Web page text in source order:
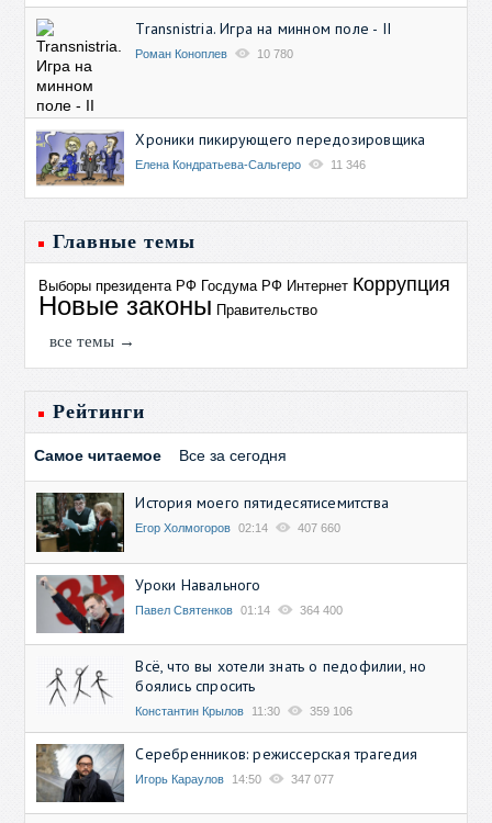
Transnistria. Игра на минном поле - II
Роман Коноплев 10 780
Хроники пикирующего передозировщика
Елена Кондратьева-Сальгеро 11 346
Главные темы
Выборы президента РФ Госдума РФ Интернет Коррупция
Новые законы Правительство
все темы →
Рейтинги
Самое читаемое Все за сегодня
История моего пятидесятисемитства
Егор Холмогоров 02:14 407 660
Уроки Навального
Павел Святенков 01:14 364 400
Всё, что вы хотели знать о педофилии, но
боялись спросить
Константин Крылов 11:30 359 106
Серебренников: режиссерская трагедия
Игорь Караулов 14:50 347 077